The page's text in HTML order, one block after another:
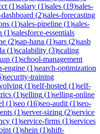
(1)salary (1)sales (19)sales-
dashboard (2)sales-forecasting
(1)sales-pipeline (1)sales-
(1)salesforce-essentials
(2)sap-hana (1)sars (2)sasb
(1)scalability (3)scaling
(1)school-management
engine (1)search-optimization
)security-training
(1)self-hosted (1)self-
(1)selling (1)selling-online
(1)seo (16)seo-audit (1)seo-
(1)server-sizing (2)service
(1)service-firms (1)services
(1)shein (1)shift-